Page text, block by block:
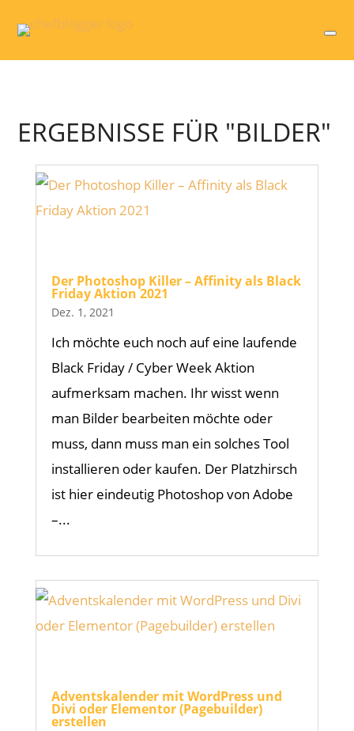
ERGEBNISSE FÜR "BILDER"
Der Photoshop Killer – Affinity als Black
Friday Aktion 2021
Dez. 1, 2021
Ich möchte euch noch auf eine laufende
Black Friday / Cyber Week Aktion
aufmerksam machen. Ihr wisst wenn
man Bilder bearbeiten möchte oder
muss, dann muss man ein solches Tool
installieren oder kaufen. Der Platzhirsch
ist hier eindeutig Photoshop von Adobe
–...
Adventskalender mit WordPress und
Divi oder Elementor (Pagebuilder)
erstellen